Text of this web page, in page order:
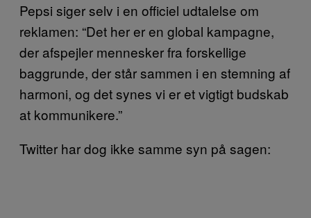
Pepsi siger selv i en officiel udtalelse om
reklamen: “Det her er en global kampagne,
der afspejler mennesker fra forskellige
baggrunde, der står sammen i en stemning af
harmoni, og det synes vi er et vigtigt budskab
at kommunikere.”
Twitter har dog ikke samme syn på sagen: